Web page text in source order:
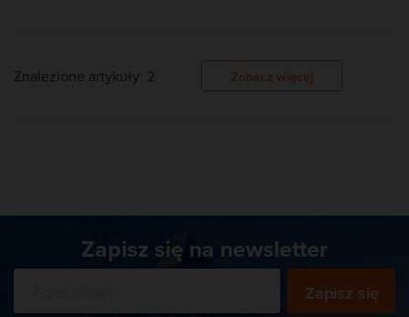
Znalezione artykuły: 2 Zobacz więcej
Zapisz się na newsletter
Zapisz się